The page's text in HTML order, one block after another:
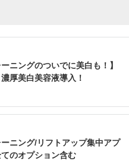
ーニングのついでに美白も！】
厚美白美容液導入！
ーニング/リフトアップ集中アプ
のオプション含む